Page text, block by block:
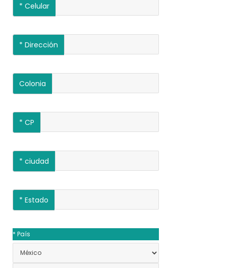
* Celular
* Dirección
Colonia
* CP
* ciudad
* Estado
* País